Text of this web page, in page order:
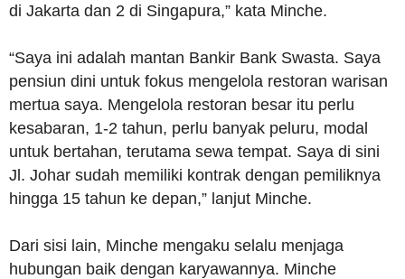
di Jakarta dan 2 di Singapura,” kata Minche.
“Saya ini adalah mantan Bankir Bank Swasta. Saya
pensiun dini untuk fokus mengelola restoran warisan
mertua saya. Mengelola restoran besar itu perlu
kesabaran, 1-2 tahun, perlu banyak peluru, modal
untuk bertahan, terutama sewa tempat. Saya di sini
Jl. Johar sudah memiliki kontrak dengan pemiliknya
hingga 15 tahun ke depan,” lanjut Minche.
Dari sisi lain, Minche mengaku selalu menjaga
hubungan baik dengan karyawannya. Minche